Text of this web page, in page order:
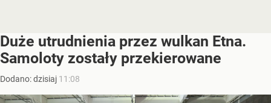
Duże utrudnienia przez wulkan Etna.
Samoloty zostały przekierowane
Dodano:dzisiaj 11:08